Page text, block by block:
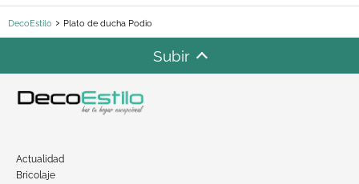
DecoEstilo Plato de ducha Podio
Subir
Actualidad
Bricolaje